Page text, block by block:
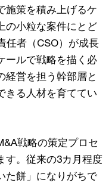
施策を積み上げるケ
の小粒な案件にとど
任者（CSO）が成長
ールで戦略を描く必
経営を担う幹部層と
きる人材を育ててい
戦略の策定プロセ
す。従来の3カ月程度
た餅」になりがちで